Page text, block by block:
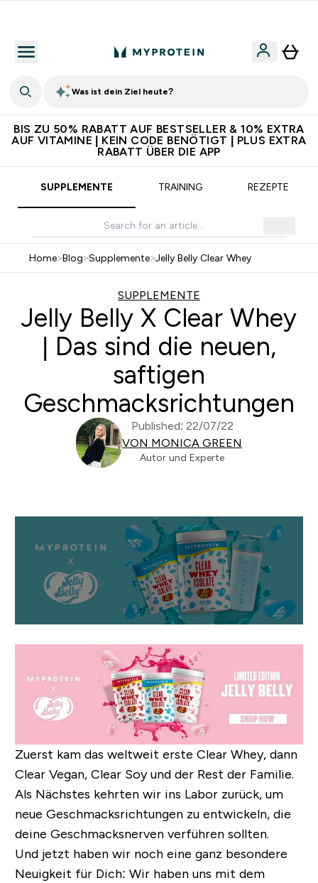
Was ist dein Ziel heute?
BIS ZU 50% RABATT AUF BESTSELLER & 10% EXTRA
AUF VITAMINE | KEIN CODE BENÖTIGT | PLUS EXTRA
RABATT ÜBER DIE APP
SUPPLEMENTE TRAINING REZEPTE
Home>Blog>Supplemente>Jelly Belly Clear Whey
SUPPLEMENTE
Jelly Belly X Clear Whey
| Das sind die neuen,
saftigen
Geschmacksrichtungen
Published: 22/07/22
VON MONICA GREEN
Autor und Experte
Zuerst kam das weltweit erste Clear Whey, dann
Clear Vegan, Clear Soy und der Rest der Familie.
Als Nächstes kehrten wir ins Labor zurück, um
neue Geschmacksrichtungen zu entwickeln, die
deine Geschmacksnerven verführen sollten.
Und jetzt haben wir noch eine ganz besondere
Neuigkeit für Dich: Wir haben uns mit dem